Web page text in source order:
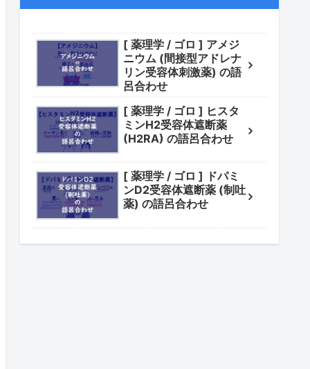
[ 薬理学 / ゴロ ] アメジ
ニウム (間接型アドレナ
リン受容体刺激薬) の語
呂合わせ
[ 薬理学 / ゴロ ] ヒスタ
ミンH2受容体遮断薬
(H2RA) の語呂合わせ
[ 薬理学 / ゴロ ] ドパミ
ンD2受容体遮断薬 (制吐
薬) の語呂合わせ